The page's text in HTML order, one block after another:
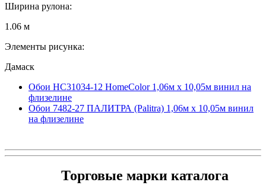
Ширина рулона:
1.06 м
Элементы рисунка:
Дамаск
Обои HC31034-12 HomeColor 1,06м х 10,05м винил на
флизелине
Обои 7482-27 ПАЛИТРА (Palitra) 1,06м х 10,05м винил
на флизелине
Торговые марки каталога